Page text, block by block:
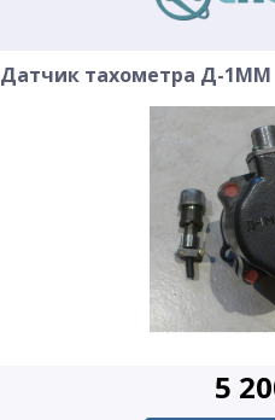
Датчик тахометра Д-1ММ
5